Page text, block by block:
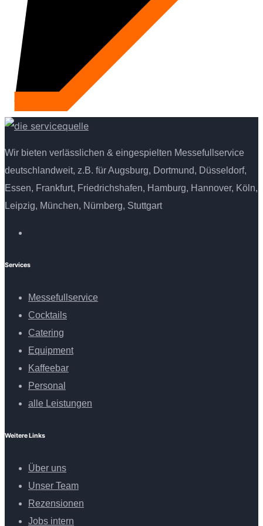
Wir bieten verlässlichen & eingespielten Messefullservice
deutschlandweit, z.B. für Augsburg, Dortmund, Düsseldorf,
Essen, Frankfurt, Friedrichshafen, Hamburg, Hannover, Köln,
Leipzig, München, Nürnberg, Stuttgart
Services
Messefullservice
Cocktails
Catering
Equipment
Kaffeebar
Personal
alle Leistungen
Weitere Links
Über uns
Unser Team
Rezensionen
Jobs intern